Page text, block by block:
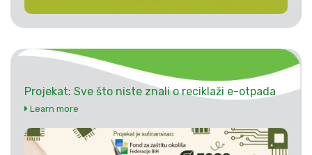
Projekat: Sve što niste znali o reciklaži e-otpada
Learn more